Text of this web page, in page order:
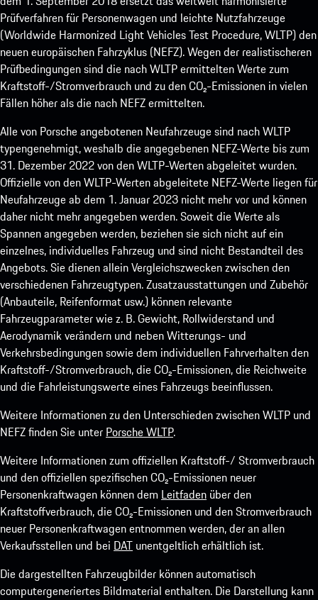
Prüfverfahren für Personenwagen und leichte Nutzfahrzeuge
(Worldwide Harmonized Light Vehicles Test Procedure, WLTP) den
neuen europäischen Fahrzyklus (NEFZ). Wegen der realistischeren
Prüfbedingungen sind die nach WLTP ermittelten Werte zum
Kraftstoff-/Stromverbrauch und zu den CO₂-Emissionen in vielen
Fällen höher als die nach NEFZ ermittelten.
Alle von Porsche angebotenen Neufahrzeuge sind nach WLTP
typengenehmigt, weshalb die angegebenen NEFZ-Werte bis zum
31. Dezember 2022 von den WLTP-Werten abgeleitet wurden.
Offizielle von den WLTP-Werten abgeleitete NEFZ-Werte liegen für
Neufahrzeuge ab dem 1. Januar 2023 nicht mehr vor und können
daher nicht mehr angegeben werden. Soweit die Werte als
Spannen angegeben werden, beziehen sie sich nicht auf ein
einzelnes, individuelles Fahrzeug und sind nicht Bestandteil des
Angebots. Sie dienen allein Vergleichszwecken zwischen den
verschiedenen Fahrzeugtypen. Zusatzausstattungen und Zubehör
(Anbauteile, Reifenformat usw.) können relevante
Fahrzeugparameter wie z. B. Gewicht, Rollwiderstand und
Aerodynamik verändern und neben Witterungs- und
Verkehrsbedingungen sowie dem individuellen Fahrverhalten den
Kraftstoff-/Stromverbrauch, die CO₂-Emissionen, die Reichweite
und die Fahrleistungswerte eines Fahrzeugs beeinflussen.
Weitere Informationen zu den Unterschieden zwischen WLTP und
NEFZ finden Sie unter Porsche WLTP.
Weitere Informationen zum offiziellen Kraftstoff-/ Stromverbrauch
und den offiziellen spezifischen CO₂-Emissionen neuer
Personenkraftwagen können dem Leitfaden über den
Kraftstoffverbrauch, die CO₂-Emissionen und den Stromverbrauch
neuer Personenkraftwagen entnommen werden, der an allen
Verkaufsstellen und bei DAT unentgeltlich erhältlich ist.
Die dargestellten Fahrzeugbilder können automatisch
computergeneriertes Bildmaterial enthalten. Die Darstellung kann